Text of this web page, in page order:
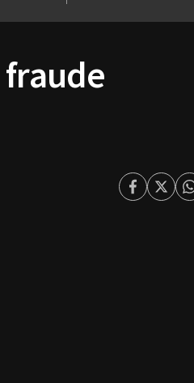
Facebook